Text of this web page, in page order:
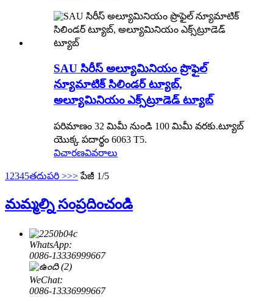
SAU సిరీస్ అల్యూమినియం ప్రొఫైల్
న్యూమాటిక్ సిలిండర్ ట్యూబ్,
అల్యూమినియం ఎక్స్‌ట్రూడెడ్ ట్యూబ్
పరిమాణం 32 మిమీ నుండి 100 మిమీ వరకు.ట్యూబ్
యొక్క పదార్థం 6063 T5.
విచారణవివరాలు
1 2345తదుపరి >>> పేజీ 1/5
మమ్మల్ని సంప్రదించండి
WhatsApp:
0086-13336999667
WeChat:
0086-13336999667